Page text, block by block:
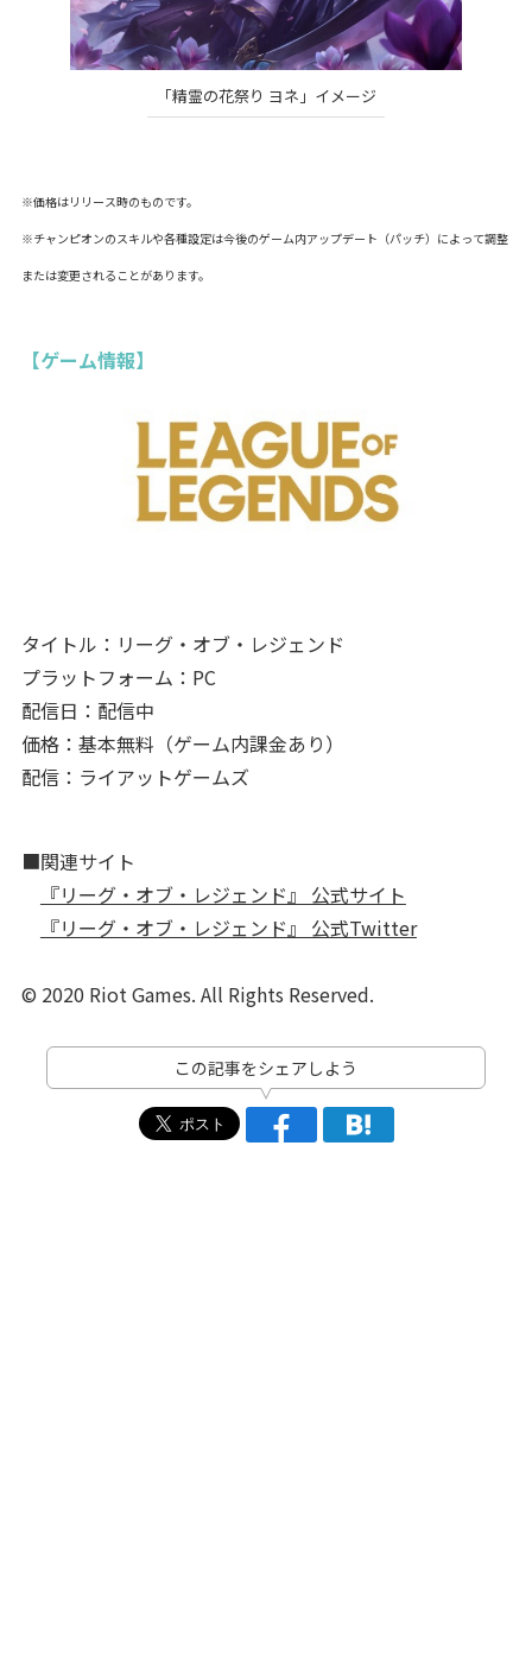
「精霊の花祭り ヨネ」イメージ
※価格はリリース時のものです。
※チャンピオンのスキルや各種設定は今後のゲーム内アップデート（パッチ）によって調整
または変更されることがあります。
【ゲーム情報】
タイトル：リーグ・オブ・レジェンド
プラットフォーム：PC
配信日：配信中
価格：基本無料（ゲーム内課金あり）
配信：ライアットゲームズ
■関連サイト
『リーグ・オブ・レジェンド』 公式サイト
『リーグ・オブ・レジェンド』 公式Twitter
© 2020 Riot Games. All Rights Reserved.
この記事をシェアしよう